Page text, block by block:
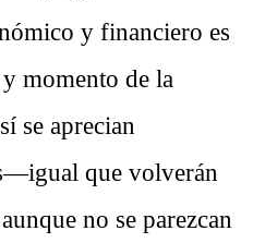
y financiero es
momento de la
se aprecian
que volverán
no se parezcan